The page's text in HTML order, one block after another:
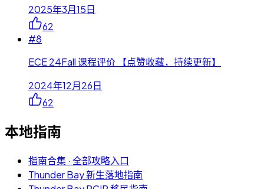
2025年3月15日
62
#8
ECE 24Fall 课程评价 【点赞收藏，持续更新】
2024年12月26日
62
本地指南
指南合集 · 全部攻略入口
Thunder Bay 新生落地指南